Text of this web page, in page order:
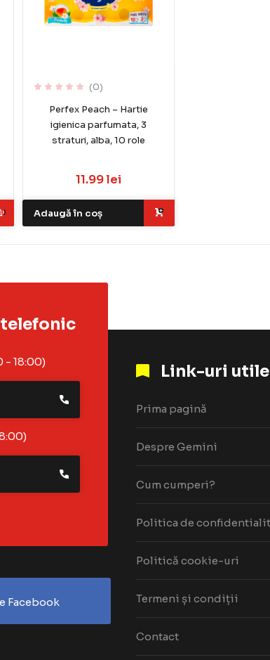
(0)
Perfex Peach – Hartie
igienica parfumata, 3
straturi, alba, 10 role
11.99 lei
Adaugă în coș
- 18:00)
Facebook
Link-uri utile
Prima pagină
Despre Gemini
Cum cumperi?
Politica de
Politică cookie-uri
Termeni și condiții
Contact